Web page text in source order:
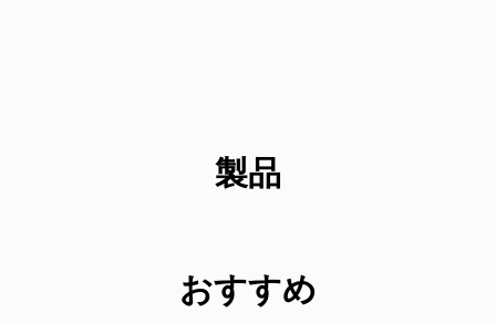
製品
おすすめ